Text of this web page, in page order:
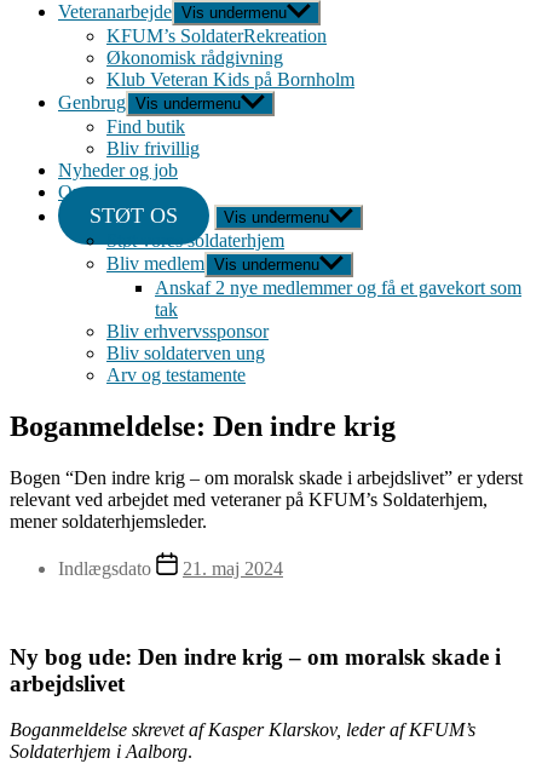
Veteranarbejde Vis undermenu
KFUM’s SoldaterRekreation
Økonomisk rådgivning
Klub Veteran Kids på Bornholm
Genbrug Vis undermenu
Find butik
Bliv frivillig
Nyheder og job
Om
STØT OS Vis undermenu
Støt vores soldaterhjem
Bliv medlem Vis undermenu
Anskaf 2 nye medlemmer og få et gavekort som
tak
Bliv erhvervssponsor
Bliv soldaterven ung
Arv og testamente
Boganmeldelse: Den indre krig
Bogen “Den indre krig – om moralsk skade i arbejdslivet” er yderst
relevant ved arbejdet med veteraner på KFUM’s Soldaterhjem,
mener soldaterhjemsleder.
Indlægsdato 21. maj 2024
Ny bog ude: Den indre krig – om moralsk skade i
arbejdslivet
Boganmeldelse skrevet af Kasper Klarskov, leder af KFUM’s
Soldaterhjem i Aalborg.